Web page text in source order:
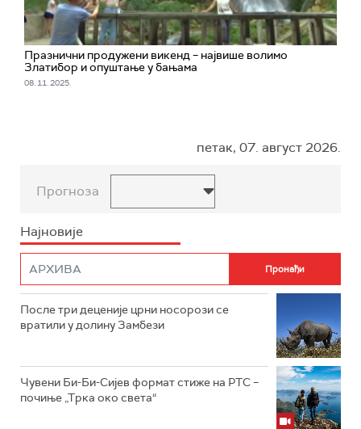
Празнични продужени викенд – највише волимо
Златибор и опуштање у бањама
08. 11. 2025.
петак, 07. август 2026.
Прогноза
Најновије
После три деценије црни носорози се
вратили у долину Замбези
Чувени Би-Би-Сијев формат стиже на РТС –
почиње „Трка око света“